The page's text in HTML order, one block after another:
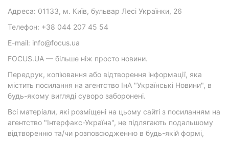
Адреса: 01133, м. Київ, бульвар Лесі Українки, 26
Телефон: +38 044 207 45 54
E-mail: info@focus.ua
FOCUS.UA — більше ніж просто новини.
Передрук, копіювання або відтворення інформації, яка
містить посилання на агентство ІнА "Українські Новини", в
будь-якому вигляді суворо заборонені.
Всі матеріали, які розміщені на цьому сайті з посиланням на
агентство "Інтерфакс-Україна", не підлягають подальшому
відтворенню та/чи розповсюдженню в будь-якій формі,